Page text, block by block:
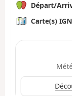
Départ/
Carte(s)